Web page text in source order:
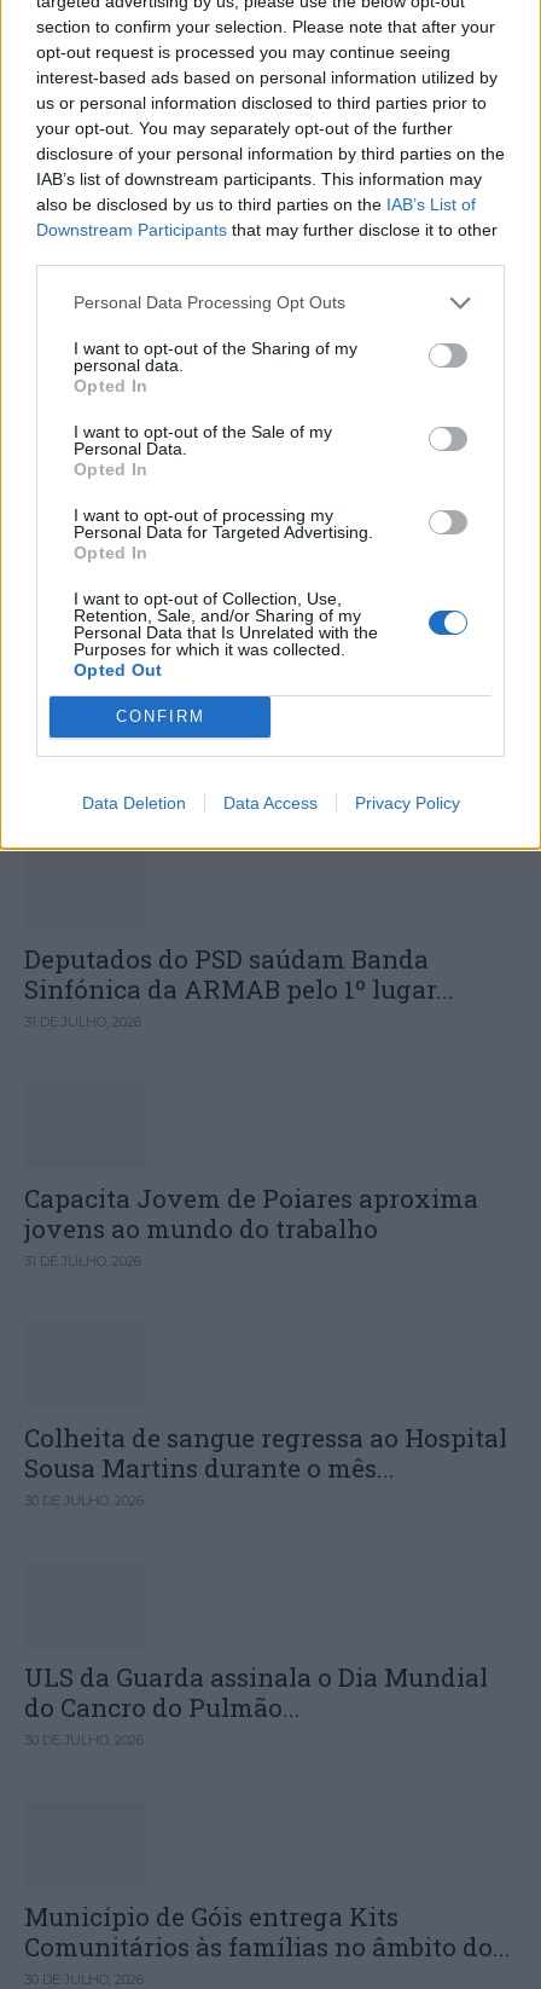
section to confirm your selection. Please note that after your
opt-out request is processed you may continue seeing
interest-based ads based on personal information utilized by
us or personal information disclosed to third parties prior to
your opt-out. You may separately opt-out of the further
disclosure of your personal information by third parties on the
IAB’s list of downstream participants. This information may
also be disclosed by us to third parties on the IAB’s List of
Downstream Participants that may further disclose it to other
Personal Data Processing Opt Outs
I want to opt-out of the Sharing of my
personal data.
Opted In
I want to opt-out of the Sale of my
Personal Data.
Opted In
I want to opt-out of processing my
Personal Data for Targeted Advertising.
Opted In
I want to opt-out of Collection, Use,
Retention, Sale, and/or Sharing of my
Personal Data that Is Unrelated with the
Purposes for which it was collected.
Opted Out
CONFIRM
Data Deletion Data Access Privacy Policy
Sinfónica da ARMAB pelo 1º lugar no
certame internacional de Valência
jovens ao mundo do trabalho
Colheita de sangue regressa ao
Hospital Sousa Martins durante o mês
de agosto
DESTAQUES
Deputados do PSD saúdam Banda
Sinfónica da ARMAB pelo 1º lugar...
31 DE JULHO, 2026
Capacita Jovem de Poiares aproxima
jovens ao mundo do trabalho
31 DE JULHO, 2026
Colheita de sangue regressa ao Hospital
Sousa Martins durante o mês...
30 DE JULHO, 2026
ULS da Guarda assinala o Dia Mundial
do Cancro do Pulmão...
30 DE JULHO, 2026
Município de Góis entrega Kits
Comunitários às famílias no âmbito do...
30 DE JULHO, 2026